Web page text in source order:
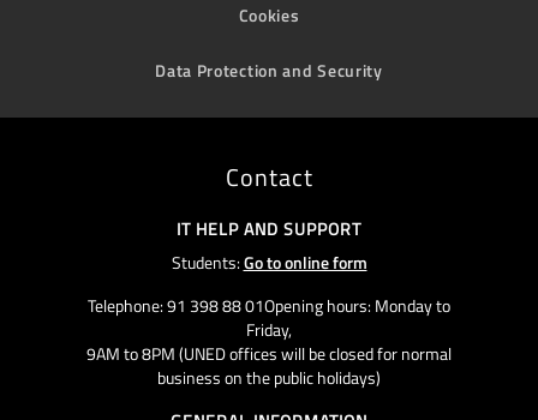
Cookies
Data Protection and Security
Contact
IT HELP AND SUPPORT
Students:Go to online form
Telephone: 91 398 88 01Opening hours: Monday to
Friday,
9AM to 8PM (UNED offices will be closed for normal
business on the public holidays)